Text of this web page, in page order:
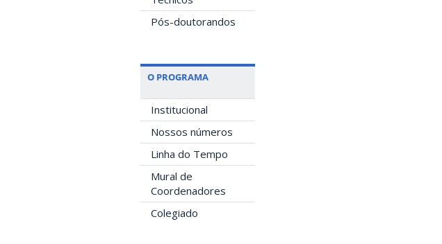
Pós-doutorandos
O PROGRAMA
Institucional
Nossos números
Linha do Tempo
Mural de
Coordenadores
Colegiado